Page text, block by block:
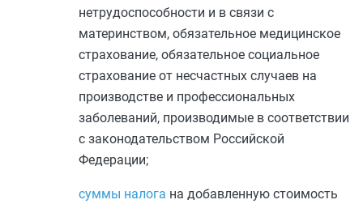
нетрудоспособности и в связи с
материнством, обязательное медицинское
страхование, обязательное социальное
страхование от несчастных случаев на
производстве и профессиональных
заболеваний, производимые в соответствии
с законодательством Российской
Федерации;
суммы налога на добавленную стоимость